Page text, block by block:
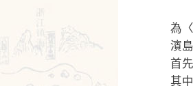
為
濱
首
其